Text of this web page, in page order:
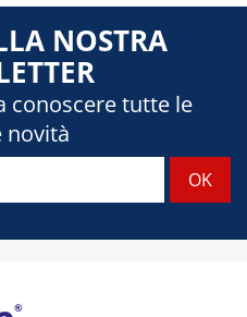
NOSTRA
conoscere tutte le
novità